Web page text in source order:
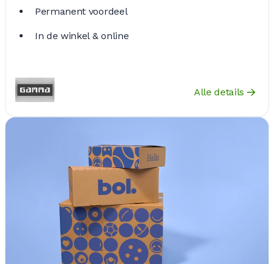
Permanent voordeel
In de winkel & online
Alle details